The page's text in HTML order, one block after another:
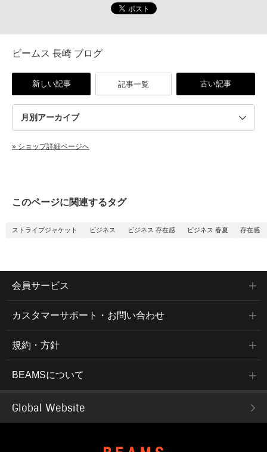
ビームス 長崎 ブログ
新しい記事 記事一覧 古い記事
» ショップ詳細ページへ
このページに関連するタグ
ストライプジャケット ビジネス ビジネス 存在感 ビジネス 春夏 存在感
会員サービス
カスタマーサポート・お問い合わせ
規約・方針
BEAMSについて
Global Website